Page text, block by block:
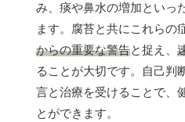
み、痰や鼻水の増加といっ
ます。腐苔と共にこれらの
からの重要な警告と捉え、
ることが大切です。自己判
言と治療を受けることで、
とができます。